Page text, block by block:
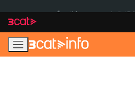
navegació
principal
contingut